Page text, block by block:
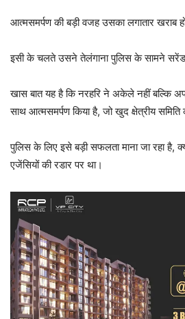
आत्मसमर्पण की बड़ी वजह उसका लगातार खराब
इसी के चलते उसने तेलंगाना पुलिस के सामने
खास बात यह है कि नरहरि ने अकेले नहीं बल्कि
साथ आत्मसमर्पण किया है, जो खुद क्षेत्रीय समिति
पुलिस के लिए इसे बड़ी सफलता माना जा रहा है,
एजेंसियों की रडार पर था।